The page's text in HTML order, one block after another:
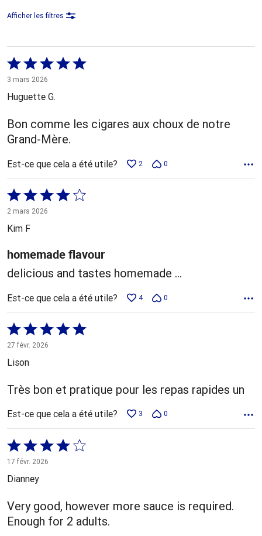
Afficher les filtres
Coté
5 sur
5
3 mars 2026
Huguette G.
Bon comme les cigares aux choux de notre
Grand-Mère.
Est-ce que cela a été utile? 2 0
Coté
4 sur
5
2 mars 2026
Kim F
homemade flavour
delicious and tastes homemade ...
Est-ce que cela a été utile? 4 0
Coté
5 sur
5
27 févr. 2026
Lison
Très bon et pratique pour les repas rapides un
Est-ce que cela a été utile? 3 0
Coté
4 sur
5
17 févr. 2026
Dianney
Very good, however more sauce is required.
Enough for 2 adults.